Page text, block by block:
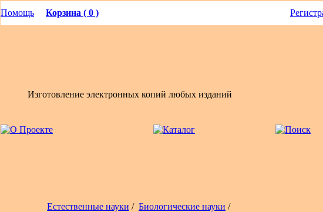
Помощь Корзина ( 0 )
Изготовление электронных копий любых изданий
Естественные науки / Биологические науки /